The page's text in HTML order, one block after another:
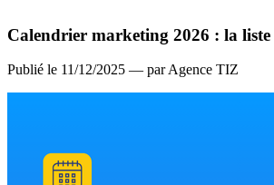
Calendrier marketing 2026 : la liste
Publié le 11/12/2025 — par Agence TIZ